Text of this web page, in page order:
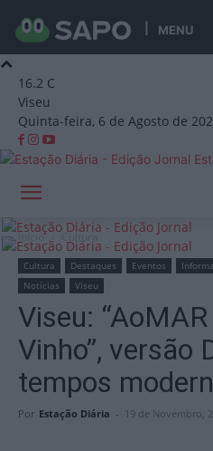
MENU
16.2 C
Viseu
Quinta-feira, 6 de Agosto de
Início Cultura
Cultura Destaques Eventos
Notícias
Viseu
Viseu:
Vinho”, versão
tempos
Por Estação Diária - 19 de Novembro,